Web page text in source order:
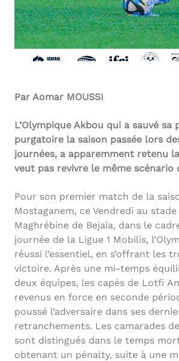
Par Aomar MOUSSI
L’Olympique Akbou qui a sauvé sa
purgatoire la saison passée lors
journées, a apparemment retenu
veut pas revivre le même scénario
Pour son premier match de la
Mostaganem, ce Vendredi au stade
Maghrébine de Bejaïa, dans le
journée de la Ligue 1 Mobilis,
réussi l’essentiel, en s’offrant les
victoire. Après une mi-temps
deux équipes, les capés de Lotfi
revenus en force en seconde
poussé l’adversaire dans ses
retranchements. Les camarades
sont distingués dans le temps
obtenant un pénalty, suite à une